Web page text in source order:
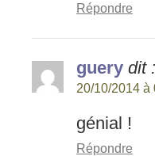
Répondre
guery dit :
20/10/2014 à
génial !
Répondre